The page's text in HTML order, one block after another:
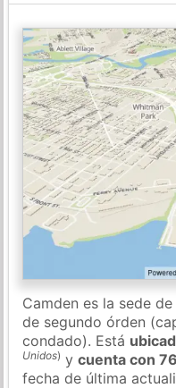
Camden es la sede
de segundo órden
condado). Está
Unidos) ycuenta con
fecha de última